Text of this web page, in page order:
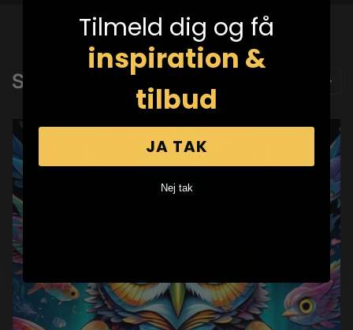
Senest set
Tilmeld dig og få
inspiration &
tilbud
JA TAK
Nej tak